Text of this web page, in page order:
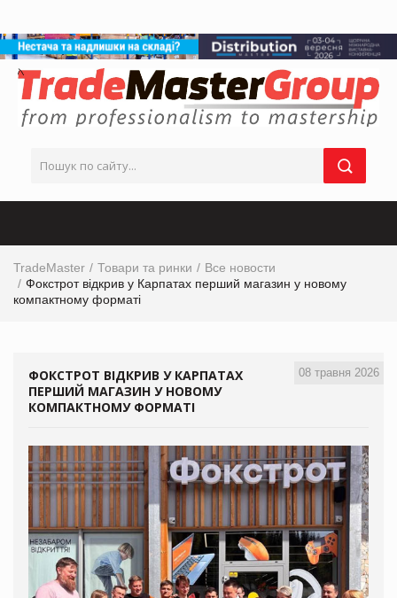
TradeMaster Товари та ринки
Все новости
Фокстрот відкрив у Карпатах перший магазин у новому
компактному форматі
08 травня 2026
ФОКСТРОТ ВІДКРИВ У КАРПАТАХ
ПЕРШИЙ МАГАЗИН У НОВОМУ
КОМПАКТНОМУ ФОРМАТІ